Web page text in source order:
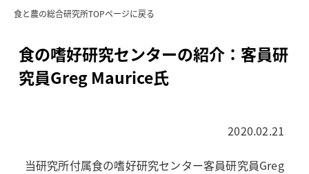
食と農の総合研究所TOPページに戻る
食の嗜好研究センターの紹介：客員研
究員Greg Maurice氏
2020.02.21
当研究所付属食の嗜好研究センター客員研究員Greg